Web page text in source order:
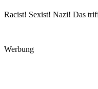
Racist! Sexist! Nazi! Das
Werbung